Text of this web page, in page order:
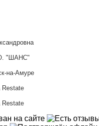
"ШАНС"
на-Амуре
Restate
Restate